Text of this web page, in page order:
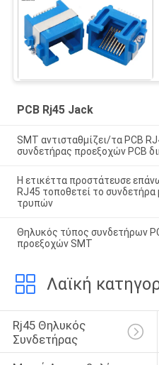
PCB Rj45 Jack
SMT αντισταθμίζει/τα PCB
συνδετήρας προεξοχών PCB
Η ετικέττα προστάτευσε
RJ45 τοποθετεί το
τρυπών
Θηλυκός τύπος συνδετήρων
προεξοχών SMT
Λαϊκή
Rj45 Θηλυκός
Συνδετήρας